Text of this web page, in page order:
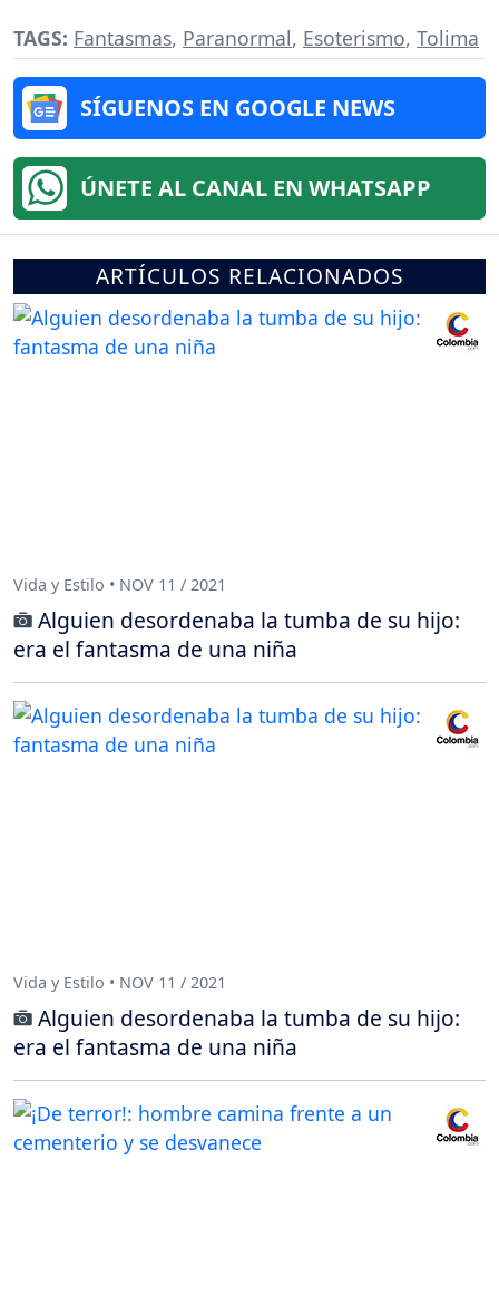
TAGS: Fantasmas, Paranormal, Esoterismo, Tolima
SÍGUENOS EN GOOGLE NEWS
ÚNETE AL CANAL EN WHATSAPP
ARTÍCULOS RELACIONADOS
Vida y Estilo • NOV 11 / 2021
Alguien desordenaba la tumba de su hijo:
era el fantasma de una niña
Vida y Estilo • NOV 11 / 2021
Alguien desordenaba la tumba de su hijo:
era el fantasma de una niña